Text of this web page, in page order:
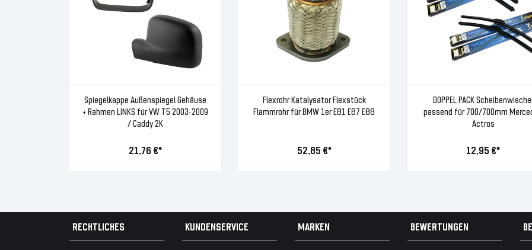
Spiegelkappe Außenspiegel Gehäuse
+ Rahmen LINKS für VW T5 2003-2009
/ Caddy 2K
21,76 €*
Flexrohr Katalysator Flexstück
Flammrohr für BMW 1er E81 E87 E88
52,85 €*
DOPPEL PACK
passend für 700/700mm
Actros
12,95 €*
RECHTLICHES KUNDENSERVICE MARKEN BEWERTUNGEN